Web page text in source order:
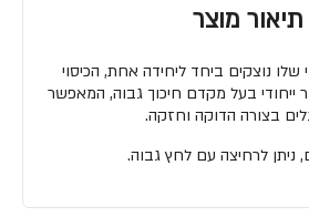
תיאור מוצר
שלו נוצקים ביחד ליחידה אחת, הכיסוי
ייחודי בעל מקדם חיכוך גבוה, המאפשר
בצורה הדוקה וחזקה.
ניתן לרחיצה עם לחץ גבוה.